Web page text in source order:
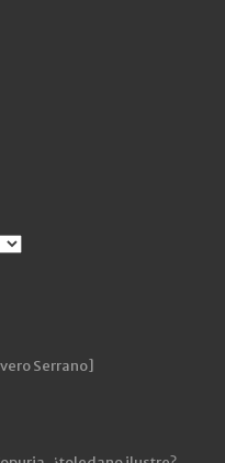
Serrano]